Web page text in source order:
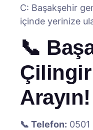
C: Başakşehir
içinde yerinize
📞
Arayın!
📞 Telefon: